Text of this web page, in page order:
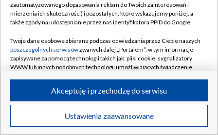
Transmisje Wideo
20 maja:Nino Benvenuti(87 lat) – włoski pięściarz, mistrz
olimpijski z Rzymu z 1960 roku.
20 maja:Gadi Kinda(31 lat) – izraelski piłkarz, reprezentant
kraju, zawodnik m.in. Maccabi Hajfa i Sporting Kansas City.
[WIĘCEJ]
Leszek Górski (63 lata) – pływak, medalista
mistrzostw Europy, uczestnik igrzysk olimpijskich w Moskwie
zautomatyzowanego dopasowania reklam do Twoich zainteresowań i
mierzenia ich skuteczności) i pozostałych, które wskazujemy poniżej, a
także zgody na udostępnianie przez nas identyfikatora PPID do Google.
Twoje dane osobowe zbierane podczas odwiedzania przez Ciebie naszych
poszczególnych serwisówzwanych dalej „Portalem”, w tym informacje
zapisywane za pomocą technologii takich jak: pliki cookie, sygnalizatory
WWW lub innych podobnych technologii umożliwiających świadczenie
ruchu w Internecie.
Twoje dane osobowe zbierane podczas odwiedzania przez Ciebie
poszczególnych serwisówna Portalu, takie jak adresy IP, identyfikatory
Ustawienia zaawansowane
Akceptuję i przechodzę do serwisu